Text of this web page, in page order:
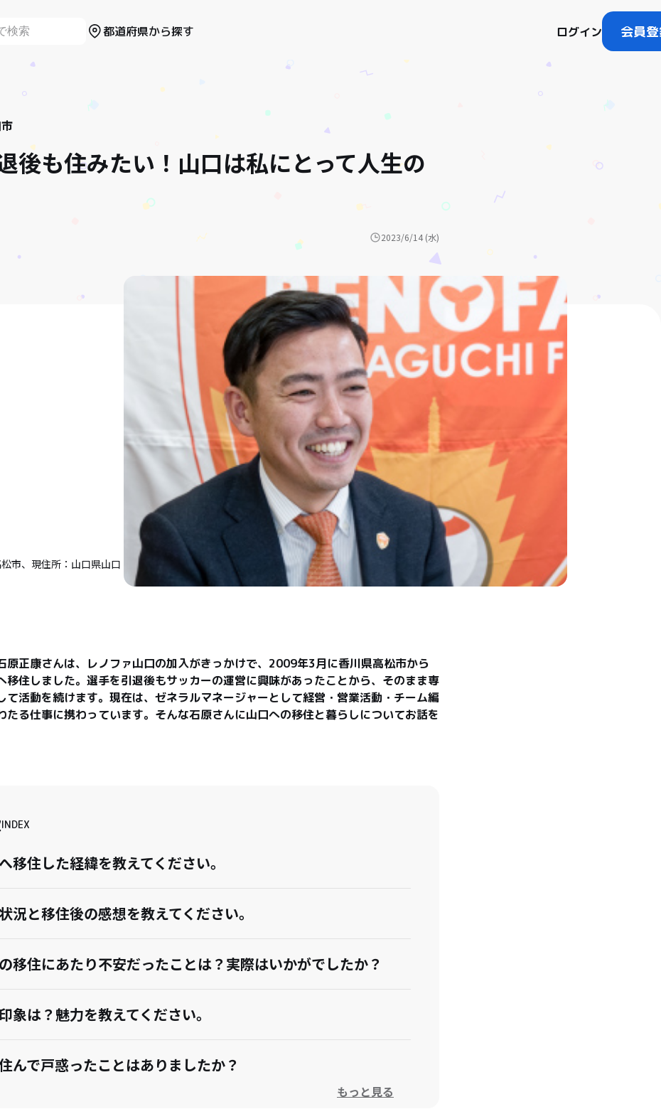
都道府県から探す ログイン 会員
後も住みたい！山口は私にとって人生の
2023/6/14 (水)
市、現住所：山口県山口
原正康さんは、レノファ山口の加入がきっかけで、2009年3月に香川県高松市から
移住しました。選手を引退後もサッカーの運営に興味があったことから、そのまま専
て活動を続けます。現在は、ゼネラルマネージャーとして経営・営業活動・チーム編
たる仕事に携わっています。そんな石原さんに山口への移住と暮らしについてお話を
INDEX
移住した経緯を教えてください。
況と移住後の感想を教えてください。
移住にあたり不安だったことは？実際はいかがでしたか？
象は？魅力を教えてください。
んで戸惑ったことはありましたか？
もっと見る